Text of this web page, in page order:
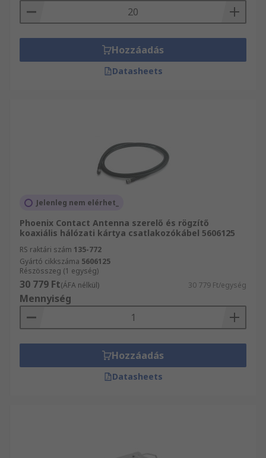
Hozzáadás
Datasheets
Jelenleg nem elérhet_
Phoenix Contact Antenna szerelő és rögzítő
koaxiális hálózati kártya csatlakozókábel 5606125
RS raktári szám 135-772
Gyártó cikkszáma 5606125
Részösszeg (1 egység)
30 779 Ft(ÁFA nélkül) 30 779 Ft/egység
Mennyiség
Hozzáadás
Datasheets